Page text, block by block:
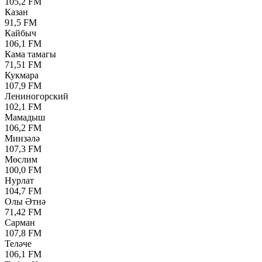
Казан
91,5 FM
Кайбыч
106,1 FM
Кама тамагы
71,51 FM
Кукмара
107,9 FM
Лениногорский
102,1 FM
Мамадыш
106,2 FM
Минзәлә
107,3 FM
Мөслим
100,0 FM
Нурлат
104,7 FM
Олы Әтнә
71,42 FM
Сарман
107,8 FM
Теләче
106,1 FM